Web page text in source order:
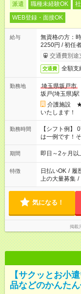
派遣 職種未経験OK
WEB登録・面接OK
給与
無資格の方：
2250円 / 初任
交通費別途
交通費 全額支
勤務地
埼玉県坂戸市
坂戸(埼玉県)駅
介護施設 ★
いたします！
勤務時間
【シフト例】
は一例です！
期間 即日～2ヶ月以
特徴 日払いOK / 履
上の大量募集 /
気になる！
掲載
【サクッとお小
品などのかんたん